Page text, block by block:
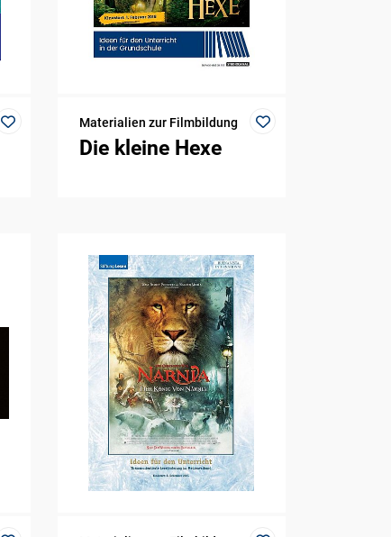
Materialien zur Filmbildung
Die kleine Hexe